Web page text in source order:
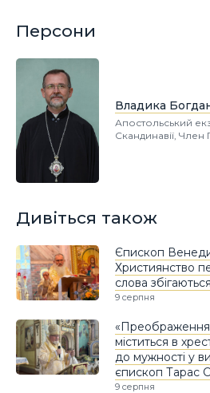
Персони
Владика
Апостольський
Скандинавії,
Дивіться також
Єпископ
Християнство
слова
9 серпня
«Преображення
міститься в
до мужності у
єпископ Тарас
9 серпня